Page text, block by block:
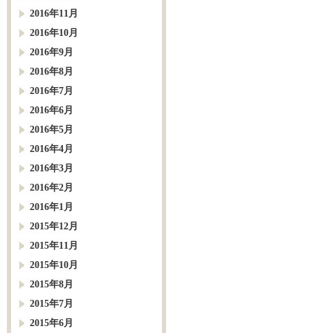
2016年11月
2016年10月
2016年9月
2016年8月
2016年7月
2016年6月
2016年5月
2016年4月
2016年3月
2016年2月
2016年1月
2015年12月
2015年11月
2015年10月
2015年8月
2015年7月
2015年6月